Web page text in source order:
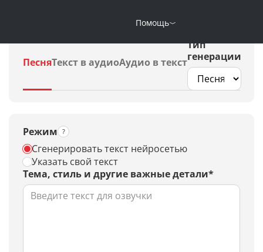
Помощь
ПесняТекст в аудиоАудио в текст
Тип
генерации
Режим
Сгенерировать текст нейросетью
Указать свой текст
Тема, стиль и другие важные детали*